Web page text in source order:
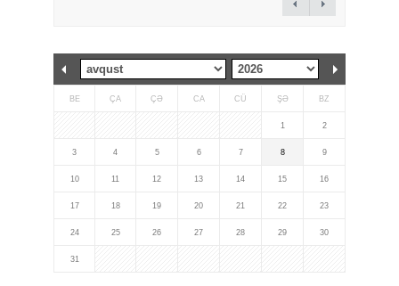
BE ÇA ÇƏ CA CÜ ŞƏ BZ
1 2
3 4 5 6 7 8 9
10 11 12 13 14 15 16
17 18 19 20 21 22 23
24 25 26 27 28 29 30
31